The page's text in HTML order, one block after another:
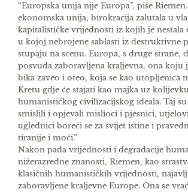
“Europska unija nije Europa”, piše
ekonomska unija, birokracija zalutala u
kapitalističke vrijednosti iz kojih je nestala
u kojoj nebrojene sablasti iz destruktivne
stupaju na scenu. Europa, s druge strane,
posvuda zaboravljena kraljevna, ona koju
bika zaveo i oteo, koja se kao utopljenica
Kretu gdje će stajati kao majka uz
humanističkog civilizacijskog ideala. Taj
smislili i opjevali mislioci i pjesnici,
uglednici boreći se za svijet istine i
tiranije i moći.”
Nakon pada vrijednosti i degradacije
nižerazredne znanosti, Riemen, kao
klasičnih humanističkih vrijednosti,
zaboravljene kraljevne Europe. Ona se